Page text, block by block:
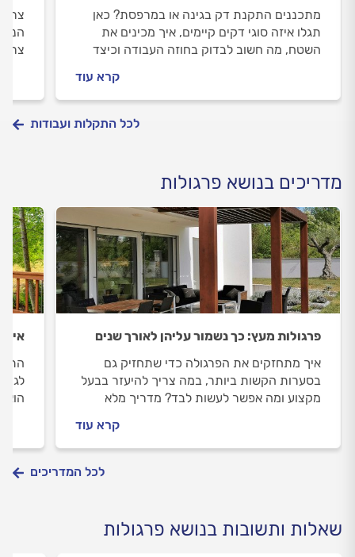
מתכננים התקנת דק בגינה או במרפסת? כאן
תגלו איזה סוגי דקים קיימים, איך מכינים את
השטח, מה חשוב לבדוק בחוזה העבודה וכיצד
קרא עוד
לכל התקלות ועבודות
מדריכים בנושא פרגולות
פרגולות מעץ: כך נשמור עליהן לאורך שנים
איך מתחזקים את הפרגולה כדי שתחזיק גם
בסערות הקשות ביותר, במה צריך להיעזר בבעל
מקצוע ומה אפשר לעשות לבד? מדריך מלא
קרא עוד
איך
הוא
לכל המדריכים
שאלות ותשובות בנושא פרגולות